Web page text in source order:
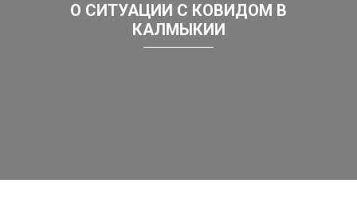
О СИТУАЦИИ С КОВИДОМ В
КАЛМЫКИИ